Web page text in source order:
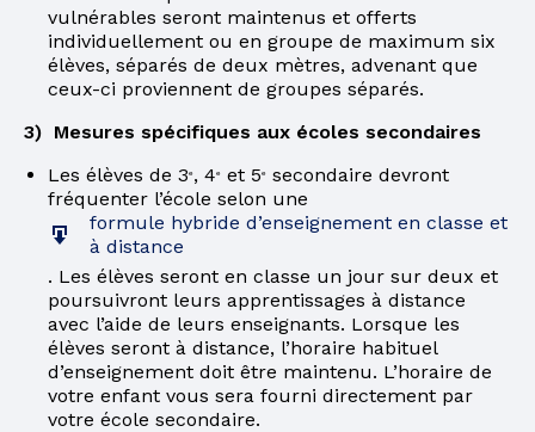
vulnérables seront maintenus et offerts
individuellement ou en groupe de maximum six
élèves, séparés de deux mètres, advenant que
ceux-ci proviennent de groupes séparés.
3) Mesures spécifiques aux écoles secondaires
Les élèves de 3e, 4e et 5e
secondaire devront
fréquenter l’école selon une
formule hybride d’enseignement en classe et
à distance
. Les élèves seront en classe un jour sur deux et
poursuivront leurs apprentissages à distance
avec l’aide de leurs enseignants. Lorsque les
élèves seront à distance, l’horaire habituel
d’enseignement doit être maintenu. L’horaire de
votre enfant vous sera fourni directement par
votre école secondaire.